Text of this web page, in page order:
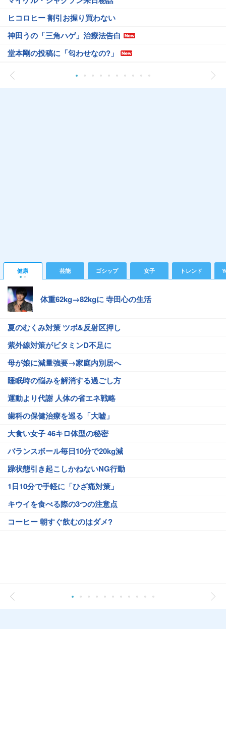
ヒコロヒー 割引お握り買わない
神田うの「三角ハゲ」治療法告白
堂本剛の投稿に「匂わせなの?」
健康 芸能 ゴシップ 女子 トレンド
体重62kg→82kgに 寺田心の生活
夏のむくみ対策 ツボ&反射区押し
紫外線対策がビタミンD不足に
母が娘に減量強要→家庭内別居へ
睡眠時の悩みを解消する過ごし方
運動より代謝 人体の省エネ戦略
歯科の保健治療を巡る「大嘘」
大食い女子 46キロ体型の秘密
バランスボール毎日10分で20kg減
躁状態引き起こしかねないNG行動
1日10分で手軽に「ひざ痛対策」
キウイを食べる際の3つの注意点
コーヒー 朝すぐ飲むのはダメ?